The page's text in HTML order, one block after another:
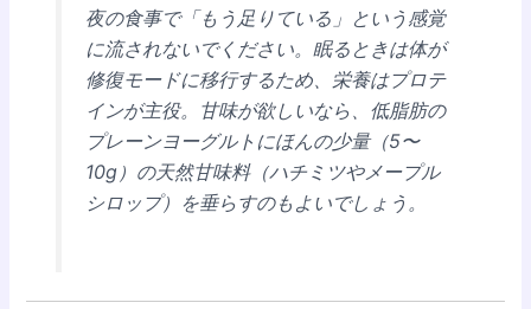
夜の食事で「もう足りている」という感覚
に流されないでください。眠るときは体が
修復モードに移行するため、栄養はプロテ
インが主役。甘味が欲しいなら、低脂肪の
プレーンヨーグルトにほんの少量（5〜
10g）の天然甘味料（ハチミツやメープル
シロップ）を垂らすのもよいでしょう。